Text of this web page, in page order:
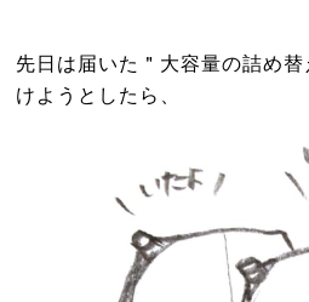
先日は届いた＂大容量の詰め
けようとしたら、